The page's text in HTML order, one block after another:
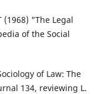
(1968) "The Legal
of the Social
of Law: The
134, reviewing L.